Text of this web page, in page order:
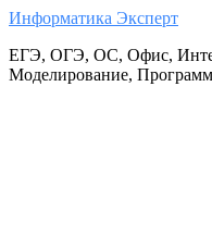
Информатика Эксперт
ЕГЭ, ОГЭ, ОС, Офис,
Моделирование,